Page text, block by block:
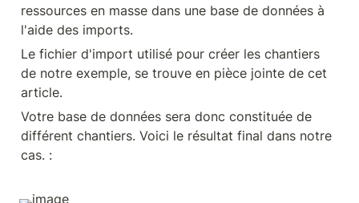
ressources en masse dans une base de données à
l'aide des imports.
Le fichier d'import utilisé pour créer les chantiers
de notre exemple, se trouve en pièce jointe de cet
article.
Votre base de données sera donc constituée de
différent chantiers. Voici le résultat final dans notre
cas. :